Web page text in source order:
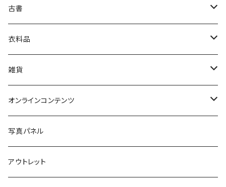
絵本・児童書
娯楽・エンターテインメント
古書
古書セット
美術
衣料品
POLEWARDS
Tシャツ
雑貨
バッグ
ブックカバー
マグカップ
オンラインコンテンツ
冒険クロストーク
写真パネル
アウトレット